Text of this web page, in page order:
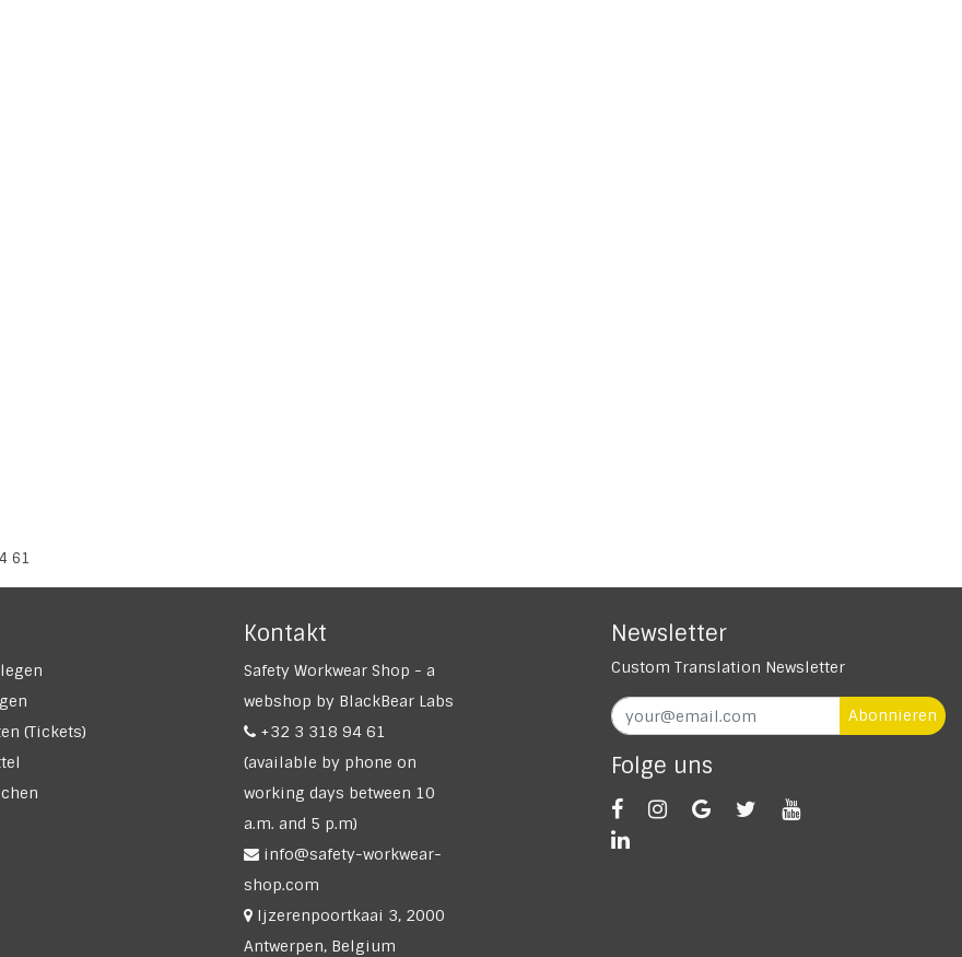
61
(Tickets)
Kontakt
Safety Workwear Shop - a
webshop by BlackBear Labs
+32 3 318 94 61
(available by phone on
working days between 10
a.m. and 5 p.m)
info@safety-workwear-
shop.com
Ijzerenpoortkaai 3, 2000
Antwerpen, Belgium
Newsletter
Custom Translation Newsletter
Abonnieren
Folge uns